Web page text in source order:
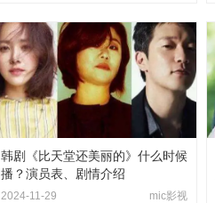
韩剧《比天堂还美丽的》什么时候
播？演员表、剧情介绍
2024-11-29 mic影视